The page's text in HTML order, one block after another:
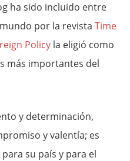
ha sido incluido entre
por la revistaTime
Policy la eligió como
más importantes del
y determinación,
y valentía; es
su país y para el